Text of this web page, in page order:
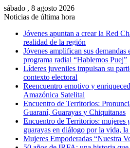
sábado , 8 agosto 2026
Noticias de última hora
Jóvenes apuntan a crear la Red
realidad de la región
Jóvenes amplifican sus demandas
programa radial “Hablemos Puej”
Líderes juveniles impulsan su
contexto electoral
Reencuentro emotivo y
Amazónica Satelital
Encuentro de Territorios:
Guaraní, Guarayas y Chiquitanas
Encuentro de Territorios: mujeres
guarayas en diálogo por la vida,
Mujeres Empoderadas “Nuestra